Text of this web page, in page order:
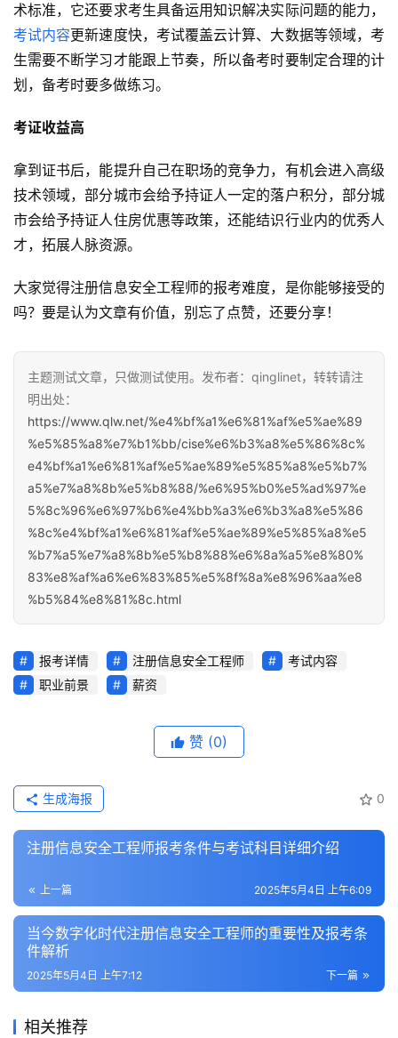
术标准，它还要求考生具备运用知识解决实际问题的能力，
考试内容更新速度快，考试覆盖云计算、大数据等领域，考
生需要不断学习才能跟上节奏，所以备考时要制定合理的计
划，备考时要多做练习。
考证收益高
拿到证书后，能提升自己在职场的竞争力，有机会进入高级
技术领域，部分城市会给予持证人一定的落户积分，部分城
市会给予持证人住房优惠等政策，还能结识行业内的优秀人
才，拓展人脉资源。
大家觉得注册信息安全工程师的报考难度，是你能够接受的
吗？要是认为文章有价值，别忘了点赞，还要分享！
主题测试文章，只做测试使用。发布者：qinglinet，转转请注
明出处：
https://www.qlw.net/%e4%bf%a1%e6%81%af%e5%ae%89
%e5%85%a8%e7%b1%bb/cise%e6%b3%a8%e5%86%8c%
e4%bf%a1%e6%81%af%e5%ae%89%e5%85%a8%e5%b7%
a5%e7%a8%8b%e5%b8%88/%e6%95%b0%e5%ad%97%e
5%8c%96%e6%97%b6%e4%bb%a3%e6%b3%a8%e5%86
%8c%e4%bf%a1%e6%81%af%e5%ae%89%e5%85%a8%e5
%b7%a5%e7%a8%8b%e5%b8%88%e6%8a%a5%e8%80%
83%e8%af%a6%e6%83%85%e5%8f%8a%e8%96%aa%e8
%b5%84%e8%81%8c.html
报考详情 注册信息安全工程师
考试内容
职业前景
薪资
赞 (0)
0
生成海报
注册信息安全工程师报考条件与考试科目详细介绍
上一篇 2025年5月4日 上午6:09
当今数字化时代注册信息安全工程师的重要性及报考条
件解析
下一篇
2025年5月4日 上午7:12
相关推荐